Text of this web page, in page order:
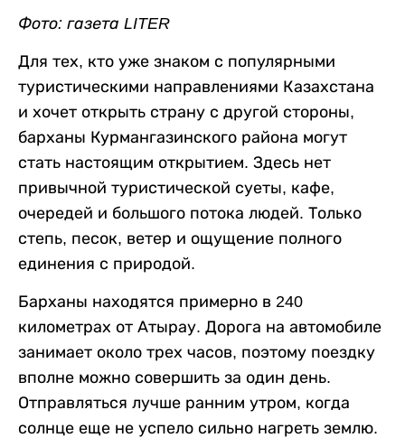
Фото: газета LITER
Для тех, кто уже знаком с популярными
туристическими направлениями Казахстана
и хочет открыть страну с другой стороны,
барханы Курмангазинского района могут
стать настоящим открытием. Здесь нет
привычной туристической суеты, кафе,
очередей и большого потока людей. Только
степь, песок, ветер и ощущение полного
единения с природой.
Барханы находятся примерно в 240
километрах от Атырау. Дорога на автомобиле
занимает около трех часов, поэтому поездку
вполне можно совершить за один день.
Отправляться лучше ранним утром, когда
солнце еще не успело сильно нагреть землю.